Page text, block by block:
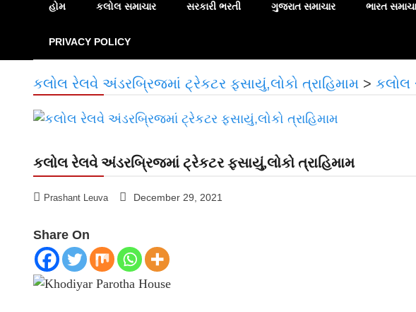
હોમ કલોલ સમાચાર સરકારી ભરતી ગુજરાત સમાચાર ભારત
PRIVACY POLICY
કલોલ રેલવે અંડરબ્રિજમાં ટ્રેકટર ફસાયું,લોકો ત્રાહિમામ > કલોલ
કલોલ રેલવે અંડરબ્રિજમાં ટ્રેકટર ફસાયું,લોકો ત્રાહિમામ
Prashant Leuva December 29, 2021
Share On